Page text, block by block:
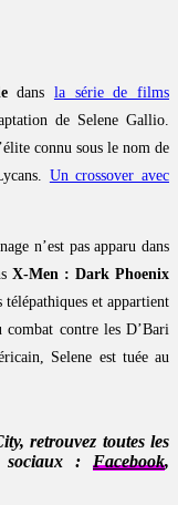
dans la série de films
de Selene Gallio.
connu sous le nom de
Un crossover avec
n’est pas apparu dans
X-Men : Dark Phoenix
et appartient
contre les D’Bari
Selene est tuée au
retrouvez toutes les
sociaux : Facebook,